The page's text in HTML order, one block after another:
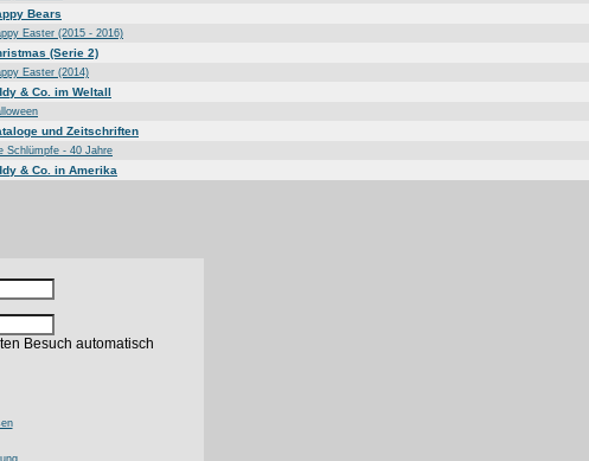
Bears
Easter (2015 - 2016)
(Serie 2)
Easter (2014)
& Co. im Weltall
und Zeitschriften
Schlümpfe - 40 Jahre
& Co. in Amerika
Besuch automatisch